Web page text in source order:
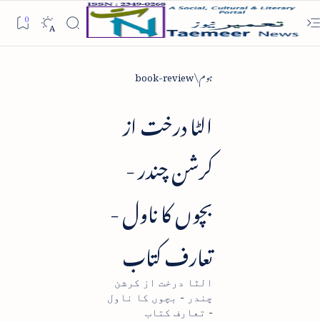
ہوم book-review
الٹا درخت از
کرشن چندر -
بچوں کا ناول -
تعارف کتاب
الٹا درخت از کرشن
چندر - بچوں کا ناول
- تعارف کتاب